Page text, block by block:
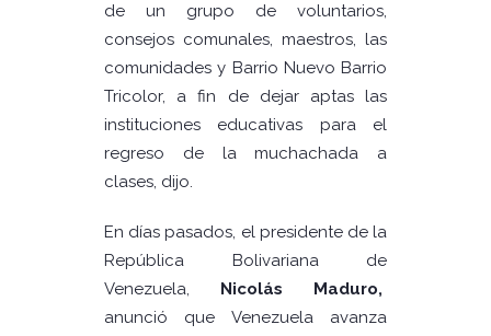
de un grupo de voluntarios,
consejos comunales, maestros, las
comunidades y Barrio Nuevo Barrio
Tricolor, a fin de dejar aptas las
instituciones educativas para el
regreso de la muchachada a
clases, dijo.
En días pasados, el presidente de la
República Bolivariana de
Venezuela, Nicolás Maduro,
anunció que Venezuela avanza